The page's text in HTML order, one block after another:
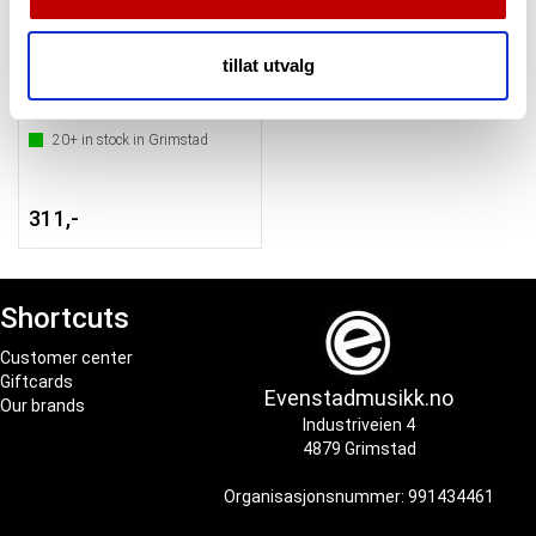
annonsering og analysearbeid, som kan kombinere den
med annen informasjon du har gjort tilgjengelig for dem,
tillat utvalg
Sceneteppe sort Molton 300cm bredde
20+ in stock in Grimstad
311,-
Shortcuts
Customer center
Giftcards
Our brands
Evenstadmusikk.no
Industriveien 4
4879 Grimstad
Organisasjonsnummer: 991434461